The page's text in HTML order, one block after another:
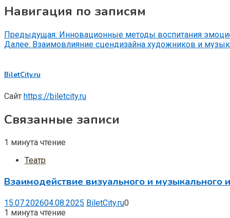
Навигация по записям
Предыдущая: Инновационные методы воспитания
Далее: Взаимовлияние сцендизайна художников и
BiletCity.ru
Сайт https://biletcity.ru
Связанные записи
1 минута чтение
Театр
Взаимодействие визуального и музыкального
15.07.202604.08.2025 BiletCity.ru0
1 минута чтение